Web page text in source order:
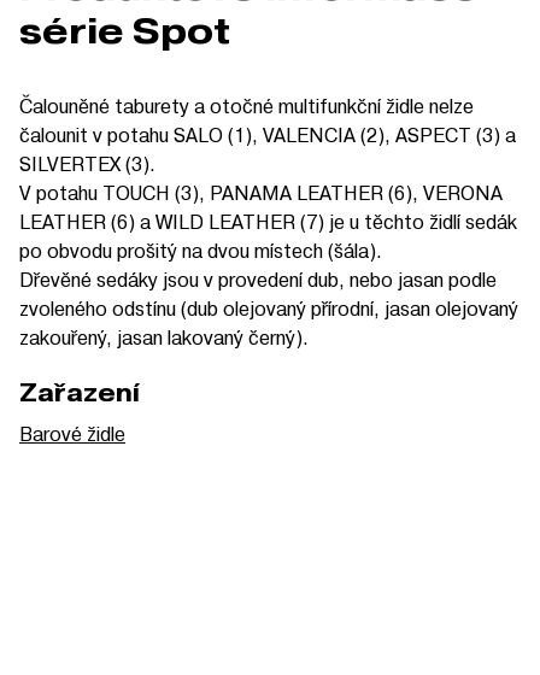
série Spot
Čalouněné taburety a otočné multifunkční židle nelze
čalounit v potahu SALO (1), VALENCIA (2), ASPECT (3) a
SILVERTEX (3).
V potahu TOUCH (3), PANAMA LEATHER (6), VERONA
LEATHER (6) a WILD LEATHER (7) je u těchto židlí sedák
po obvodu prošitý na dvou místech (šála).
Dřevěné sedáky jsou v provedení dub, nebo jasan podle
zvoleného odstínu (dub olejovaný přírodní, jasan olejovaný
zakouřený, jasan lakovaný černý).
Zařazení
Barové židle